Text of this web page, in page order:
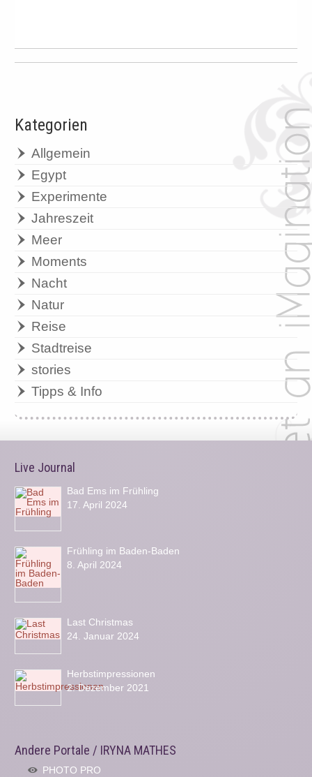
Kategorien
Allgemein
Egypt
Experimente
Jahreszeit
Meer
Moments
Nacht
Natur
Reise
Stadtreise
stories
Tipps & Info
Live Journal
Bad Ems im Frühling
17. April 2024
Frühling im Baden-Baden
8. April 2024
Last Christmas
24. Januar 2024
Herbstimpressionen
2. Dezember 2021
Andere Portale / IRYNA MATHES
PHOTO PRO